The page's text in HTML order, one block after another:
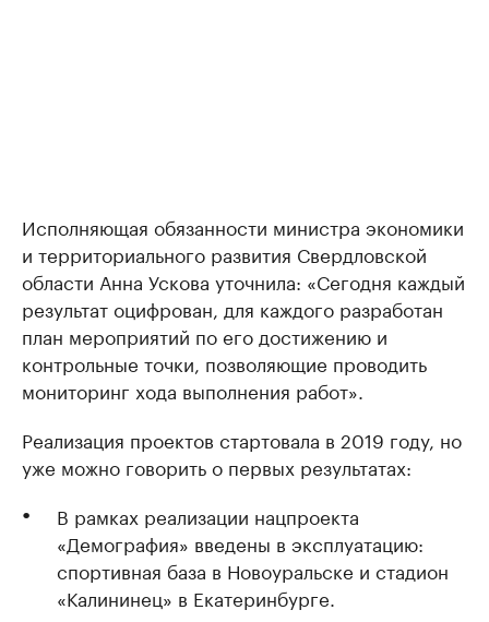
Исполняющая обязанности министра экономики
и территориального развития Свердловской
области Анна Ускова уточнила: «Сегодня каждый
результат оцифрован, для каждого разработан
план мероприятий по его достижению и
контрольные точки, позволяющие проводить
мониторинг хода выполнения работ».
Реализация проектов стартовала в 2019 году, но
уже можно говорить о первых результатах:
В рамках реализации нацпроекта
«Демография» введены в эксплуатацию:
спортивная база в Новоуральске и стадион
«Калининец» в Екатеринбурге.